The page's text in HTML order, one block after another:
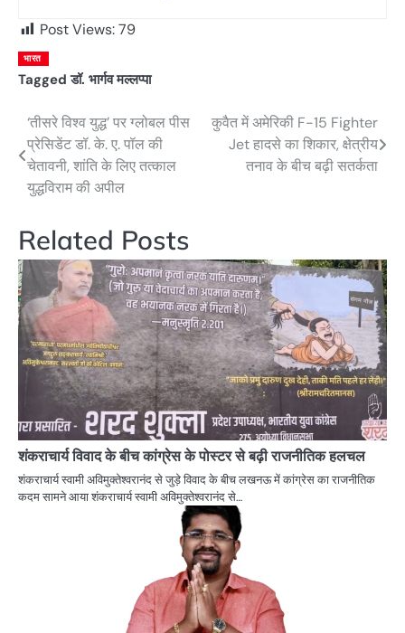
Post Views:79
भारत
Taggedडॉ. भार्गव मल्लप्पा
Post
navigation
‘तीसरे विश्व युद्ध’ पर ग्लोबल पीस
प्रेसिडेंट डॉ. के. ए. पॉल की
चेतावनी, शांति के लिए तत्काल
युद्धविराम की अपील
कुवैत में अमेरिकी F-15 Fighter
Jet हादसे का शिकार, क्षेत्रीय
तनाव के बीच बढ़ी सतर्कता
Related Posts
शंकराचार्य विवाद के बीच कांग्रेस के पोस्टर से बढ़ी राजनीतिक हलचल
शंकराचार्य स्वामी अविमुक्तेश्वरानंद से जुड़े विवाद के बीच लखनऊ में कांग्रेस का राजनीतिक
कदम सामने आया शंकराचार्य स्वामी अविमुक्तेश्वरानंद से…